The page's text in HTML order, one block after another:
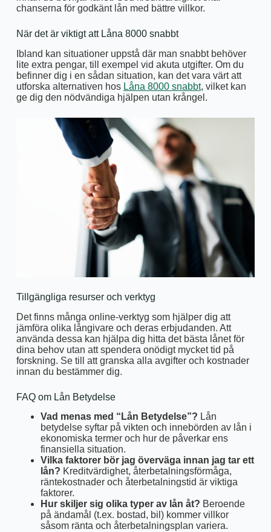
chanserna för godkänt lån med bättre villkor.
När det är viktigt att Låna 8000 snabbt
Ibland kan situationer uppstå där man snabbt behöver
lite extra pengar, till exempel vid akuta utgifter. Om du
befinner dig i en sådan situation, kan det vara värt att
utforska alternativen hos Låna 8000 snabbt, vilket kan
ge dig den nödvändiga hjälpen utan krångel.
Tillgängliga resurser och verktyg
Det finns många online-verktyg som hjälper dig att
jämföra olika långivare och deras erbjudanden. Att
använda dessa kan hjälpa dig hitta det bästa lånet för
dina behov utan att spendera onödigt mycket tid på
forskning. Se till att granska alla avgifter och kostnader
innan du bestämmer dig.
FAQ om Lån Betydelse
Vad menas med “Lån Betydelse”? Lån
betydelse syftar på vikten och innebörden av lån i
ekonomiska termer och hur de påverkar ens
finansiella situation.
Vilka faktorer bör jag överväga innan jag tar ett
lån? Kreditvärdighet, återbetalningsförmåga,
räntekostnader och återbetalningstid är viktiga
faktorer.
Hur skiljer sig olika typer av lån åt? Beroende
på ändamål (t.ex. bostad, bil) kommer villkor
såsom ränta och återbetalningsplan variera.